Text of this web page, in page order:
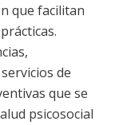
que facilitan
de
que se
psicosocial